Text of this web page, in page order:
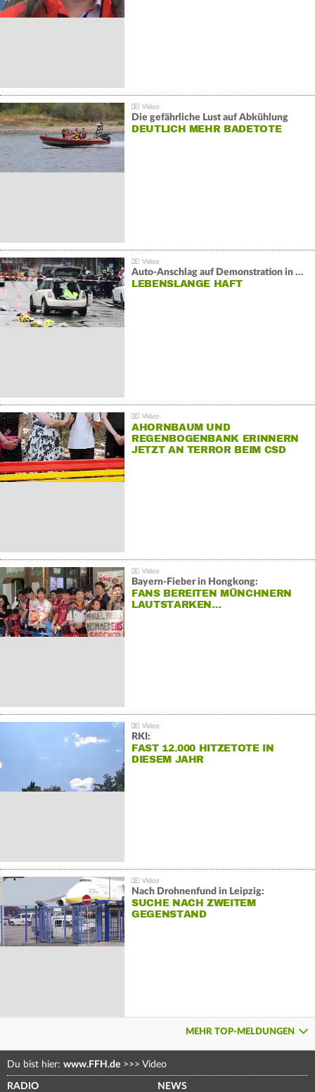
Die gefährliche Lust auf Abkühlung
DEUTLICH MEHR BADETOTE
Auto-Anschlag auf Demonstration in München:
LEBENSLANGE HAFT
AHORNBAUM UND
REGENBOGENBANK ERINNERN
JETZT AN TERROR BEIM CSD
Bayern-Fieber in Hongkong:
FANS BEREITEN MÜNCHNERN
LAUTSTARKEN…
RKI:
FAST 12.000 HITZETOTE IN
DIESEM JAHR
Nach Drohnenfund in Leipzig:
SUCHE NACH ZWEITEM
GEGENSTAND
MEHR TOP-MELDUNGEN
Du bist hier: www.FFH.de >>> Video
RADIO NEWS